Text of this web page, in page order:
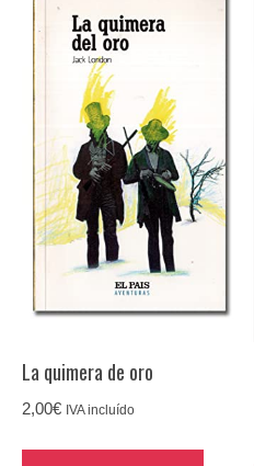
La quimera de oro
2,00€ IVA incluído